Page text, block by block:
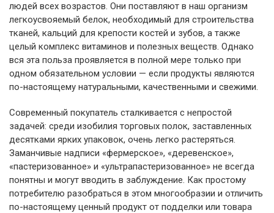
людей всех возрастов. Они поставляют в наш организм
легкоусвояемый белок, необходимый для строительства
тканей, кальций для крепости костей и зубов, а также
целый комплекс витаминов и полезных веществ. Однако
вся эта польза проявляется в полной мере только при
одном обязательном условии — если продукты являются
по-настоящему натуральными, качественными и свежими.
Современный покупатель сталкивается с непростой
задачей: среди изобилия торговых полок, заставленных
десятками ярких упаковок, очень легко растеряться.
Заманчивые надписи «фермерское», «деревенское»,
«пастеризованное» и «ультрапастеризованное» не всегда
понятны и могут вводить в заблуждение. Как простому
потребителю разобраться в этом многообразии и отличить
по-настоящему ценный продукт от подделки или товара